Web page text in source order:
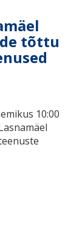
tõttu
10:00